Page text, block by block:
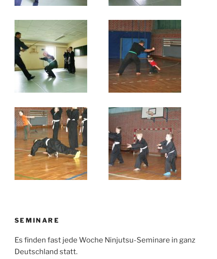
SEMINARE
Es finden fast jede Woche Ninjutsu-Seminare in ganz
Deutschland statt.